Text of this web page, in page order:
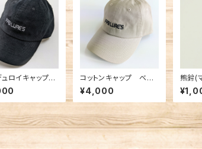
ュロイキャップ
コットンキャップ ベー
ジュ
¥4,000
熊鈴(
ルテ